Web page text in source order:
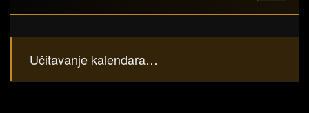
Učitavanje kalendara…